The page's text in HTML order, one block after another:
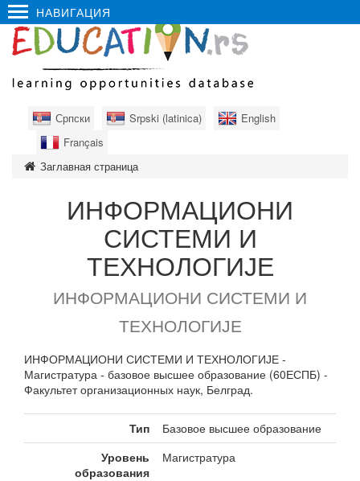
НАВИГАЦИЯ
Српски Srpski (latinica)
English
Français
Заглавная страница
ИНФОРМАЦИОНИ
СИСТЕМИ И
ТЕХНОЛОГИЈЕ
ИНФОРМАЦИОНИ СИСТЕМИ И
ТЕХНОЛОГИЈЕ
ИНФОРМАЦИОНИ СИСТЕМИ И ТЕХНОЛОГИЈЕ -
Магистратура - базовое высшее образование (60ЕСПБ) -
Факультет организационных наук, Белград.
Тип
Базовое высшее образование
Уровень
образования
Магистратура